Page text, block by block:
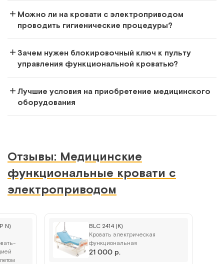
Можно ли на кровати с электроприводом
проводить гигиенические процедуры?
Зачем нужен блокировочный ключ к пульту
управления функциональной кроватью?
Лучшие условия на приобретение медицинского
оборудования
Отзывы: Медицинские
функциональные кровати с
электроприводом
N)
BLC 2414 (K)
Кровать электрическая
функциональная
21 000 р.